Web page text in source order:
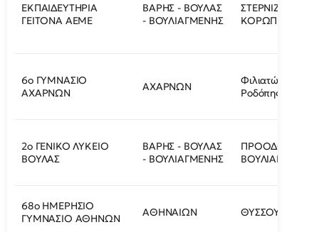
ΕΚΠΑΙΔΕΥΤΗΡΙΑ
ΓΕΙΤΟΝΑ ΑΕΜΕ
ΒΑΡΗΣ - ΒΟΥΛΑΣ
- ΒΟΥΛΙΑΓΜΕΝΗΣ
ΣΤΕΡΝΙΖΕΣ
ΚΟΡΩΠΙΟΥ
6ο ΓΥΜΝΑΣΙΟ
ΑΧΑΡΝΩΝ
ΑΧΑΡΝΩΝ
Φιλιατών 1 και
Ροδόπης
2ο ΓΕΝΙΚΟ ΛΥΚΕΙΟ
ΒΟΥΛΑΣ
ΒΑΡΗΣ - ΒΟΥΛΑΣ
- ΒΟΥΛΙΑΓΜΕΝΗΣ
ΠΡΟΟΔΟΥ -
ΒΟΥΛΙΑΓΜΕΝΗΣ
68ο ΗΜΕΡΗΣΙΟ
ΓΥΜΝΑΣΙΟ ΑΘΗΝΩΝ
ΑΘΗΝΑΙΩΝ ΘΥΣΣΟΥ ΚΑΙ